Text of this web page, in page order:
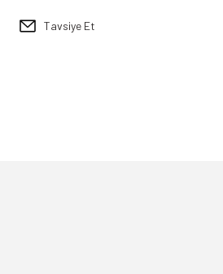
Tavsiye Et